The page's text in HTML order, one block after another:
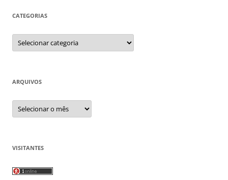
CATEGORIAS
Categorias
ARQUIVOS
Arquivos
VISITANTES